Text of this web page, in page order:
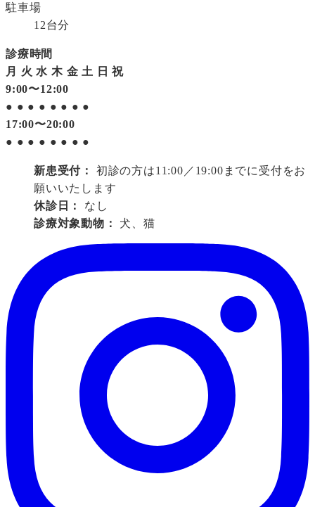
駐車場
12台分
診療時間
月
火 水 木 金 土 日 祝
9:00〜12:00
● ● ● ● ● ● ● ●
17:00〜20:00
● ● ● ● ● ● ● ●
新患受付：
初診の方は11:00／19:00までに受付をお
願いいたします
休診日：
なし
診療対象動物：
犬、猫